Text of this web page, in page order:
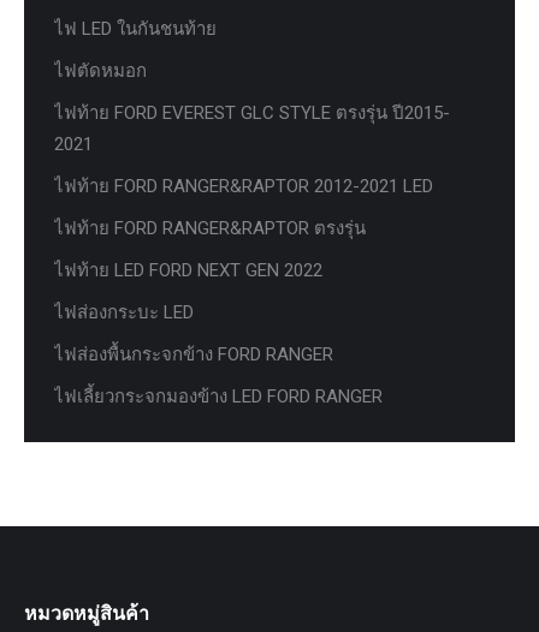
ไฟ LED ในกันชนท้าย
ไฟตัดหมอก
ไฟท้าย FORD EVEREST GLC STYLE ตรงรุ่น ปี2015-
2021
ไฟท้าย FORD RANGER&RAPTOR 2012-2021 LED
ไฟท้าย FORD RANGER&RAPTOR ตรงรุ่น
ไฟท้าย LED FORD NEXT GEN 2022
ไฟส่องกระบะ LED
ไฟส่องพื้นกระจกข้าง FORD RANGER
ไฟเลี้ยวกระจกมองข้าง LED FORD RANGER
หมวดหมู่สินค้า